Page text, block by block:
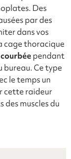
Des
par des
dans vos
cage thoracique
courbéependant
bureau. Ce type
le temps un
cette raideur
des muscles du